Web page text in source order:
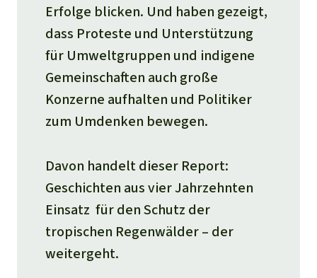
Erfolge blicken. Und haben gezeigt,
dass Proteste und Unterstützung
für Umweltgruppen und indigene
Gemeinschaften auch große
Konzerne aufhalten und Politiker
zum Umdenken bewegen.
Davon handelt dieser Report:
Geschichten aus vier Jahrzehnten
Einsatz für den Schutz der
tropischen Regenwälder – der
weitergeht.